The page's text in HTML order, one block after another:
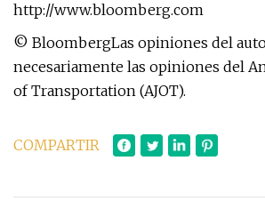
http://www.bloomberg.com
© BloombergLas opiniones del
necesariamente las opiniones del
of Transportation (AJOT).
COMPARTIR